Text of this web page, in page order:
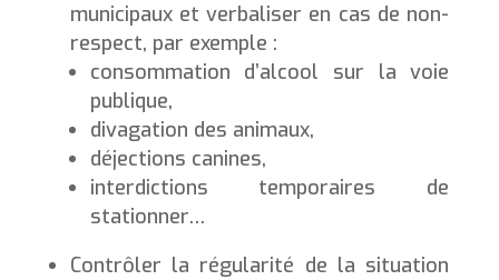
municipaux et verbaliser en cas de non-
respect, par exemple :
consommation d’alcool sur la voie
publique,
divagation des animaux,
déjections canines,
interdictions temporaires de
stationner…
Contrôler la régularité de la situation